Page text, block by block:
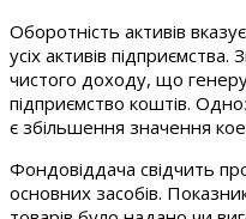
Оборотність активів
усіх активів
чистого доходу, що
підприємство коштів.
є збільшення значення
Фондовіддача свідчить
основних засобів.